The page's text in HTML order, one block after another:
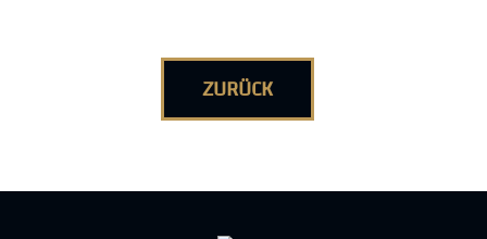
ZURÜCK